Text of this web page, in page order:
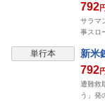
792円
サラマ
事スロ
単行本 新米
792円
遭難救
う」発